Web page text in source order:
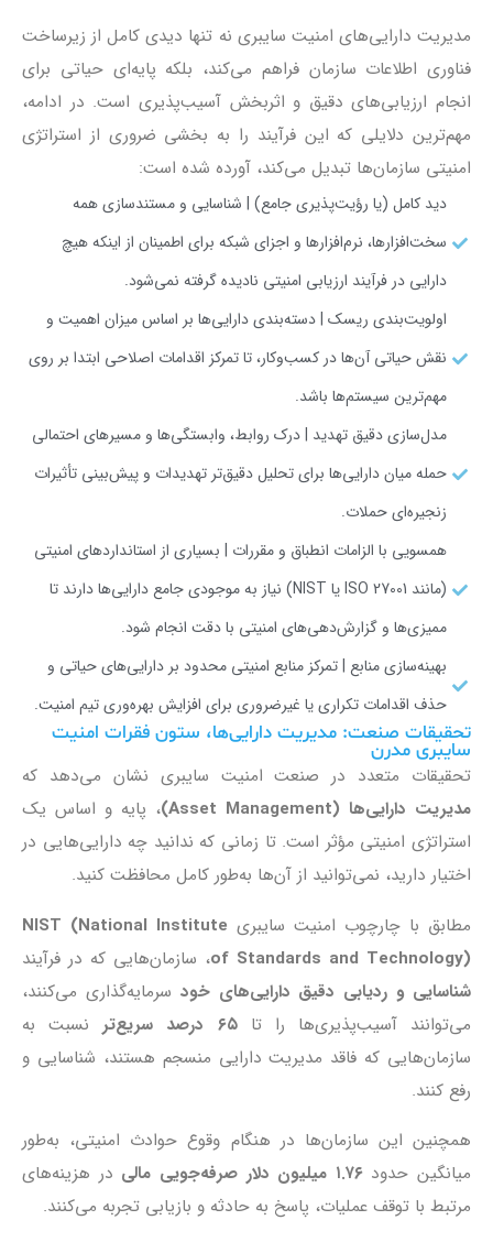
مدیریت دارایی‌های امنیت سایبری نه تنها دیدی کامل از زیرساخت
فناوری اطلاعات سازمان فراهم می‌کند، بلکه پایه‌ای حیاتی برای
انجام ارزیابی‌های دقیق و اثربخش آسیب‌پذیری است. در ادامه،
مهم‌ترین دلایلی که این فرآیند را به بخشی ضروری از استراتژی
امنیتی سازمان‌ها تبدیل می‌کند، آورده شده است:
دید کامل (یا رؤیت‌پذیری جامع) | شناسایی و مستندسازی همه
سخت‌افزارها، نرم‌افزارها و اجزای شبکه برای اطمینان از اینکه هیچ
دارایی در فرآیند ارزیابی امنیتی نادیده گرفته نمی‌شود.
اولویت‌بندی ریسک | دسته‌بندی دارایی‌ها بر اساس میزان اهمیت و
نقش حیاتی آن‌ها در کسب‌وکار، تا تمرکز اقدامات اصلاحی ابتدا بر روی
مهم‌ترین سیستم‌ها باشد.
مدل‌سازی دقیق تهدید | درک روابط، وابستگی‌ها و مسیرهای احتمالی
حمله میان دارایی‌ها برای تحلیل دقیق‌تر تهدیدات و پیش‌بینی تأثیرات
زنجیره‌ای حملات.
همسویی با الزامات انطباق و مقررات | بسیاری از استانداردهای امنیتی
(مانند ISO 27001 یا NIST) نیاز به موجودی جامع دارایی‌ها دارند تا
ممیزی‌ها و گزارش‌دهی‌های امنیتی با دقت انجام شود.
بهینه‌سازی منابع | تمرکز منابع امنیتی محدود بر دارایی‌های حیاتی و
حذف اقدامات تکراری یا غیرضروری برای افزایش بهره‌وری تیم امنیت.
تحقیقات صنعت: مدیریت دارایی‌ها، ستون فقرات امنیت
سایبری مدرن
تحقیقات متعدد در صنعت امنیت سایبری نشان می‌دهد که
مدیریت دارایی‌ها (Asset Management)
، پایه و اساس یک
استراتژی امنیتی مؤثر است. تا زمانی که ندانید چه دارایی‌هایی در
اختیار دارید، نمی‌توانید از آن‌ها به‌طور کامل محافظت کنید.
مطابق با چارچوب امنیت سایبری NIST (National Institute
of Standards and Technology)، سازمان‌هایی که در فرآیند
شناسایی و ردیابی دقیق دارایی‌های خود سرمایه‌گذاری می‌کنند،
می‌توانند آسیب‌پذیری‌ها را تا۶۵ درصد سریع‌تر
نسبت به
سازمان‌هایی که فاقد مدیریت دارایی منسجم هستند، شناسایی و
رفع کنند.
همچنین این سازمان‌ها در هنگام وقوع حوادث امنیتی، به‌طور
میانگین حدود۱.۷۶ میلیون دلار صرفه‌جویی مالی
در هزینه‌های
مرتبط با توقف عملیات، پاسخ به حادثه و بازیابی تجربه می‌کنند.